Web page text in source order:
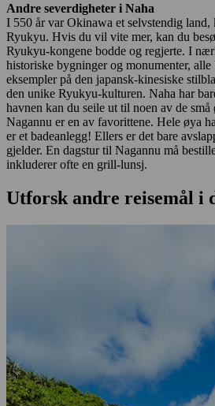
Andre severdigheter i Naha
I 550 år var Okinawa et selvstendig land,
Ryukyu. Hvis du vil vite mer, kan du
Ryukyu-kongene bodde og regjerte. I
historiske bygninger og monumenter,
eksempler på den japansk-kinesiske
den unike Ryukyu-kulturen. Naha har
havnen kan du seile ut til noen av de små
Nagannu er en av favorittene. Hele øya
er et badeanlegg! Ellers er det bare
gjelder. En dagstur til Nagannu må
inkluderer ofte en grill-lunsj.
Utforsk andre reisemål i